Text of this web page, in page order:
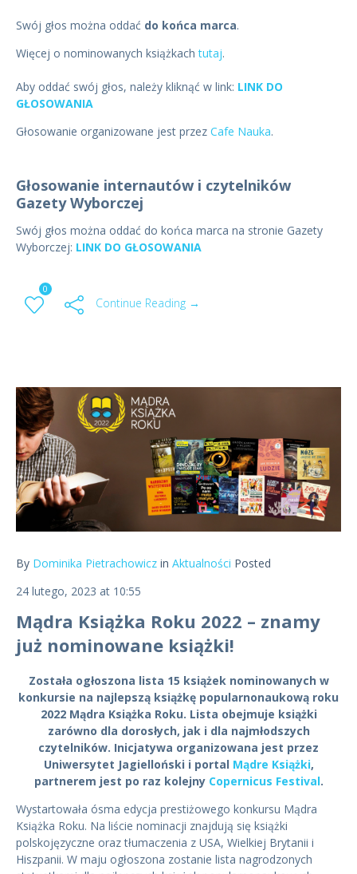
Swój głos można oddać do końca marca.
Więcej o nominowanych książkach tutaj.
Aby oddać swój głos, należy kliknąć w link: LINK DO
GŁOSOWANIA
Głosowanie organizowane jest przez Cafe Nauka.
Głosowanie internautów i czytelników
Gazety Wyborczej
Swój głos można oddać do końca marca na stronie Gazety
Wyborczej: LINK DO GŁOSOWANIA
0
Continue Reading →
By Dominika Pietrachowicz in Aktualności Posted
24 lutego, 2023 at 10:55
Mądra Książka Roku 2022 – znamy
już nominowane książki!
Została ogłoszona lista 15 książek nominowanych w
konkursie na najlepszą książkę popularnonaukową roku
2022 Mądra Książka Roku. Lista obejmuje książki
zarówno dla dorosłych, jak i dla najmłodszych
czytelników. Inicjatywa organizowana jest przez
Uniwersytet Jagielloński i portal Mądre Książki,
partnerem jest po raz kolejny Copernicus Festival.
Wystartowała ósma edycja prestiżowego konkursu Mądra
Książka Roku. Na liście nominacji znajdują się książki
polskojęzyczne oraz tłumaczenia z USA, Wielkiej Brytanii i
Hiszpanii. W maju ogłoszona zostanie lista nagrodzonych